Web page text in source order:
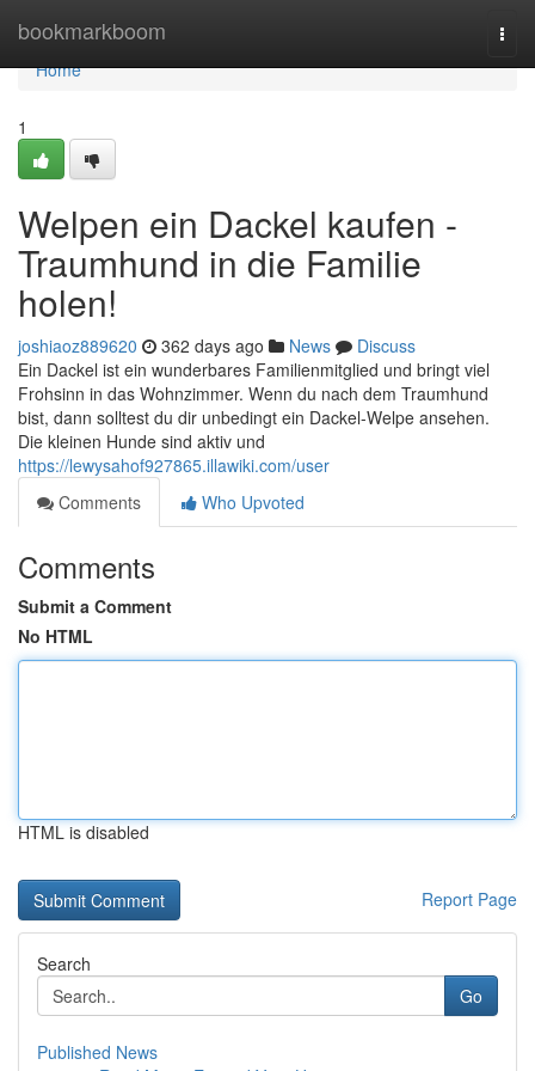
bookmarkboom
Home
Home
1
Welpen ein Dackel kaufen -
Traumhund in die Familie
holen!
joshiaoz889620 362 days ago News
Discuss
Ein Dackel ist ein wunderbares Familienmitglied und bringt viel
Frohsinn in das Wohnzimmer. Wenn du nach dem Traumhund
bist, dann solltest du dir unbedingt ein Dackel-Welpe ansehen.
Die kleinen Hunde sind aktiv und
https://lewysahof927865.illawiki.com/user
Comments
Who Upvoted
Comments
Submit a Comment
No HTML
HTML is disabled
Report Page
Search
Go
Published News